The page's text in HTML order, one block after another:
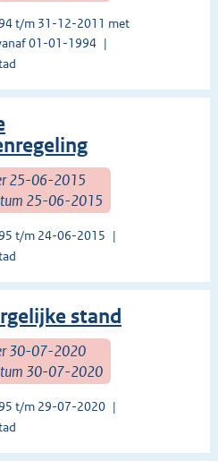
t/m 31-12-2011 met
01-01-1994
25-06-2015
25-06-2015
t/m 24-06-2015
stand
30-07-2020
30-07-2020
t/m 29-07-2020